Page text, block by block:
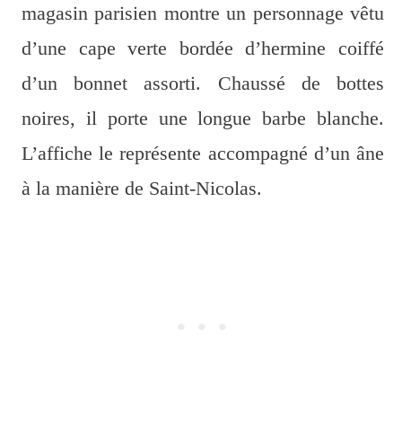
magasin parisien montre un personnage vêtu
d’une cape verte bordée d’hermine coiffé
d’un bonnet assorti. Chaussé de bottes
noires, il porte une longue barbe blanche.
L’affiche le représente accompagné d’un âne
à la manière de Saint-Nicolas.